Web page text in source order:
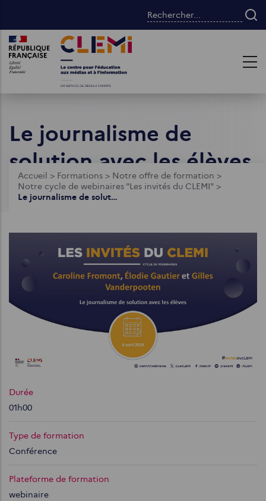
contenu
principal
Rechercher...
Images Images
Le journalisme de
solution avec les élèves
Fil
d'Ariane
Accueil > Formations > Notre offre de formation >
Notre cycle de webinaires "Les invités du CLEMI" >
Le journalisme de solution avec les élèves
Durée
01h00
Type de formation
Conférence
Plateforme de formation
webinaire